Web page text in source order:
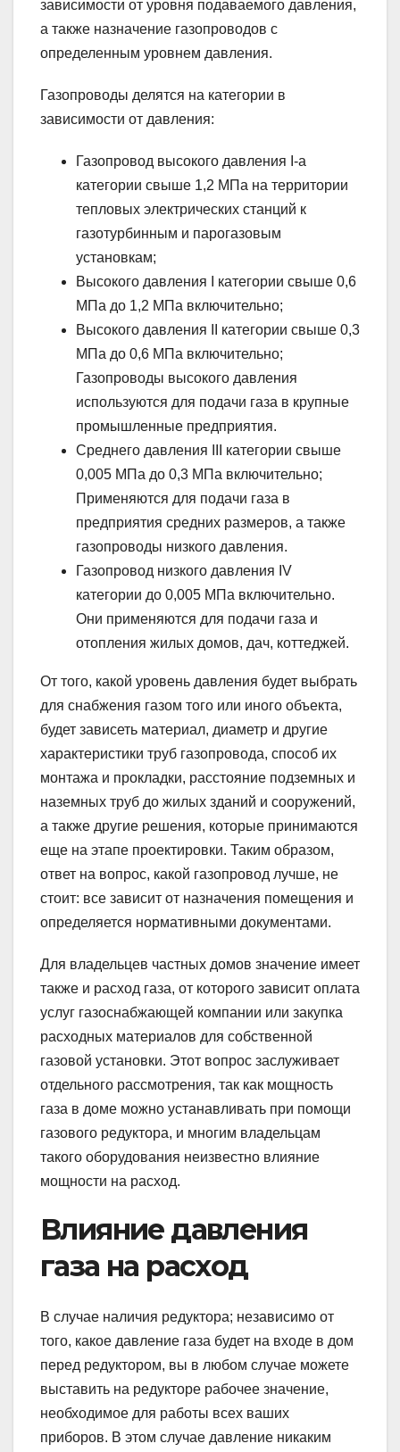
зависимости от уровня подаваемого давления,
а также назначение газопроводов с
определенным уровнем давления.
Газопроводы делятся на категории в
зависимости от давления:
Газопровод высокого давления I-а
категории свыше 1,2 МПа на территории
тепловых электрических станций к
газотурбинным и парогазовым
установкам;
Высокого давления I категории свыше 0,6
МПа до 1,2 МПа включительно;
Высокого давления II категории свыше 0,3
МПа до 0,6 МПа включительно;
Газопроводы высокого давления
используются для подачи газа в крупные
промышленные предприятия.
Среднего давления III категории свыше
0,005 МПа до 0,3 МПа включительно;
Применяются для подачи газа в
предприятия средних размеров, а также
газопроводы низкого давления.
Газопровод низкого давления IV
категории до 0,005 МПа включительно.
Они применяются для подачи газа и
отопления жилых домов, дач, коттеджей.
От того, какой уровень давления будет выбрать
для снабжения газом того или иного объекта,
будет зависеть материал, диаметр и другие
характеристики труб газопровода, способ их
монтажа и прокладки, расстояние подземных и
наземных труб до жилых зданий и сооружений,
а также другие решения, которые принимаются
еще на этапе проектировки. Таким образом,
ответ на вопрос, какой газопровод лучше, не
стоит: все зависит от назначения помещения и
определяется нормативными документами.
Для владельцев частных домов значение имеет
также и расход газа, от которого зависит оплата
услуг газоснабжающей компании или закупка
расходных материалов для собственной
газовой установки. Этот вопрос заслуживает
отдельного рассмотрения, так как мощность
газа в доме можно устанавливать при помощи
газового редуктора, и многим владельцам
такого оборудования неизвестно влияние
мощности на расход.
Влияние давления
газа на расход
В случае наличия редуктора; независимо от
того, какое давление газа будет на входе в дом
перед редуктором, вы в любом случае можете
выставить на редукторе рабочее значение,
необходимое для работы всех ваших
приборов. В этом случае давление никаким